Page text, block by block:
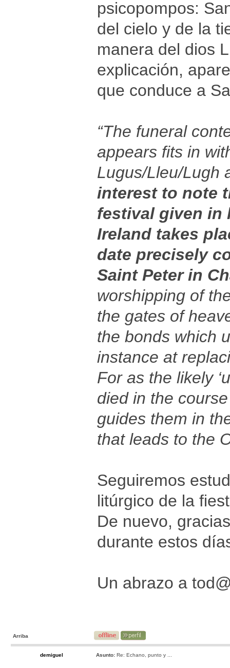
psicopompos:
del cielo y de la
manera del dios
explicación,
que conduce a
“The funeral
appears fits in
Lugus/Lleu/Lugh
interest to note
festival given in
Ireland takes
date precisely
Saint Peter in
worshipping of
the gates of
the bonds which
instance at
For as the likely
died in the
guides them in
that leads to the
Seguiremos
litúrgico de la
De nuevo,
durante estos
Un abrazo a
Arriba
demiguel Asunto: Re: Echano, punto y ...